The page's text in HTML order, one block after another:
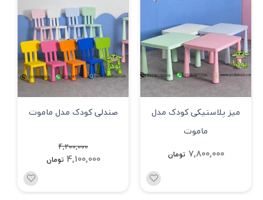
میز پلاستیکی کودک مدل
ماموت
7,800,000 تومان
صندلی کودک مدل ماموت
4,200,000
4,100,000 تومان